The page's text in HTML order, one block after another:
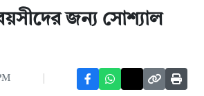
জন্য সোশ্যাল